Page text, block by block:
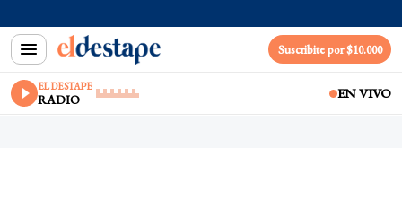
Suscribite por $10.000
EL DESTAPE
RADIO EN VIVO